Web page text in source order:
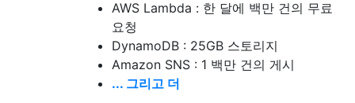
AWS Lambda : 한 달에 백만 건의 무료
요청
DynamoDB : 25GB 스토리지
Amazon SNS : 1 백만 건의 게시
... 그리고 더